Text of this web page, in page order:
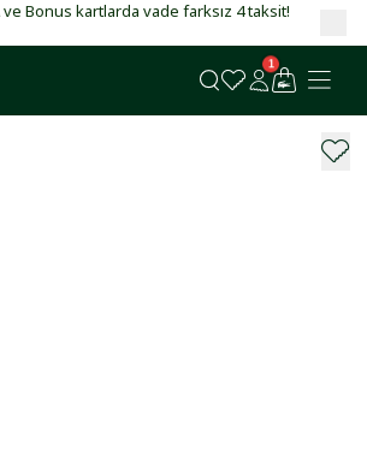
ve Bonus kartlarda vade farksız 4 taksit!
1